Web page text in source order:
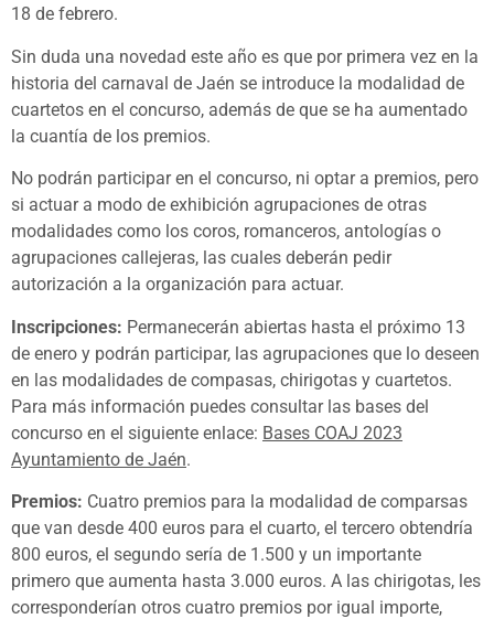
18 de febrero.
Sin duda una novedad este año es que por primera vez en la
historia del carnaval de Jaén se introduce la modalidad de
cuartetos en el concurso, además de que se ha aumentado
la cuantía de los premios.
No podrán participar en el concurso, ni optar a premios, pero
si actuar a modo de exhibición agrupaciones de otras
modalidades como los coros, romanceros, antologías o
agrupaciones callejeras, las cuales deberán pedir
autorización a la organización para actuar.
Inscripciones: Permanecerán abiertas hasta el próximo 13
de enero y podrán participar, las agrupaciones que lo deseen
en las modalidades de compasas, chirigotas y cuartetos.
Para más información puedes consultar las bases del
concurso en el siguiente enlace: Bases COAJ 2023
Ayuntamiento de Jaén.
Premios: Cuatro premios para la modalidad de comparsas
que van desde 400 euros para el cuarto, el tercero obtendría
800 euros, el segundo sería de 1.500 y un importante
primero que aumenta hasta 3.000 euros. A las chirigotas, les
corresponderían otros cuatro premios por igual importe,